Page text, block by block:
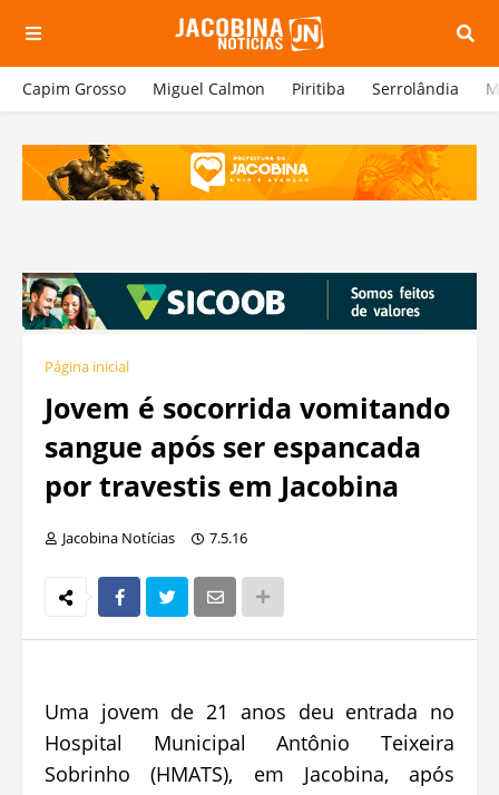
Capim Grosso Miguel Calmon Piritiba Serrolândia
Página inicial
Jovem é socorrida vomitando
sangue após ser espancada
por travestis em Jacobina
Jacobina Notícias 7.5.16
Uma jovem de 21 anos deu entrada no
Hospital Municipal Antônio Teixeira
Sobrinho (HMATS), em Jacobina, após